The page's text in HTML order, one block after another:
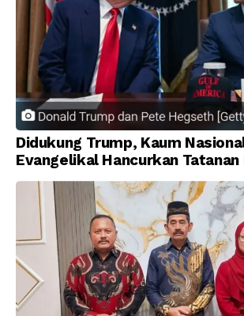
Didukung Trump, Kaum
Evangelikal Hancurkan Tatanan